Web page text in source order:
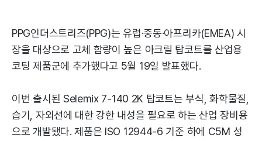
PPG인더스트리즈(PPG)는 유럽·중동·아프리카(EMEA) 시
장을 대상으로 고체 함량이 높은 아크릴 탑코트를 산업용
코팅 제품군에 추가했다고 5월 19일 발표했다.
이번 출시된 Selemix 7-140 2K 탑코트는 부식, 화학물질,
습기, 자외선에 대한 강한 내성을 필요로 하는 산업 장비용
으로 개발됐다. 제품은 ISO 12944-6 기준 하에 C5M 성